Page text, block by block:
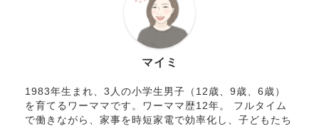
マイミ
1983年生まれ、3人の小学生男子（12歳、9歳、6歳）
を育てるワーママです。ワーママ歴12年。 フルタイム
で働きながら、家事を時短家電で効率化し、子どもたち